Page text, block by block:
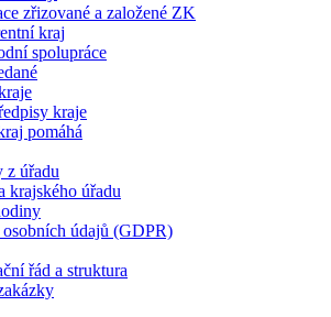
zřizované a založené ZK
kraj
spolupráce
kraje
pomáhá
z úřadu
krajského úřadu
osobních údajů (GDPR)
řád a struktura